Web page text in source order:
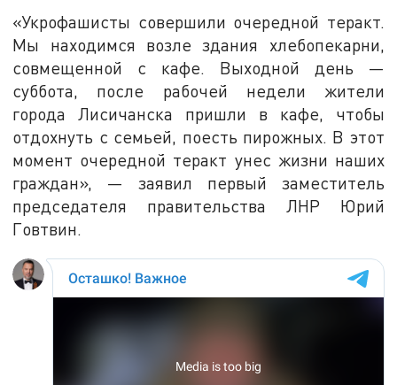
«Укрофашисты совершили очередной теракт.
Мы находимся возле здания хлебопекарни,
совмещенной с кафе. Выходной день —
суббота, после рабочей недели жители
города Лисичанска пришли в кафе, чтобы
отдохнуть с семьей, поесть пирожных. В этот
момент очередной теракт унес жизни наших
граждан», — заявил первый заместитель
председателя правительства ЛНР Юрий
Говтвин.